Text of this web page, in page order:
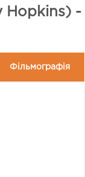
Hopkins) -
Фільмографія